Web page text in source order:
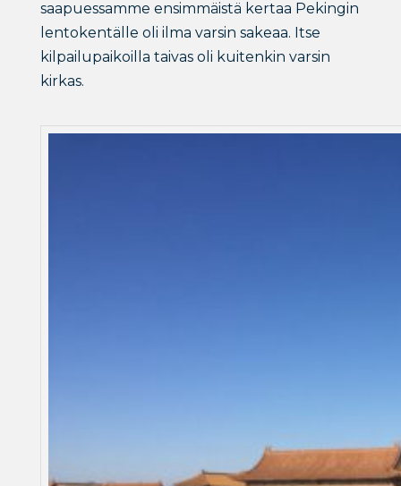
saapuessamme ensimmäistä kertaa Pekingin
lentokentälle oli ilma varsin sakeaa. Itse
kilpailupaikoilla taivas oli kuitenkin varsin
kirkas.